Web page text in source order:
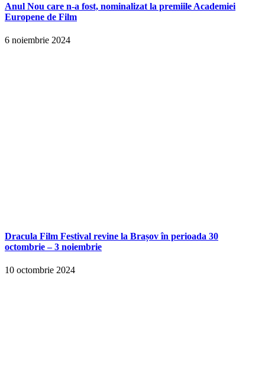
Anul Nou care n-a fost, nominalizat la premiile Academiei
Europene de Film
6 noiembrie 2024
Dracula Film Festival revine la Brașov în perioada 30
octombrie – 3 noiembrie
10 octombrie 2024